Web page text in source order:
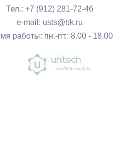
Тел.: +7 (912) 281-72-46
e-mail: usts@bk.ru
работы: пн.-пт.: 8.00 - 18.00